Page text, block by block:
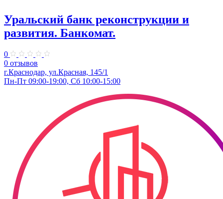
Уральский банк реконструкции и
развития. Банкомат.
0
0 отзывов
г.Краснодар, ул.Красная, 145/1
Пн-Пт 09:00-19:00, Сб 10:00-15:00